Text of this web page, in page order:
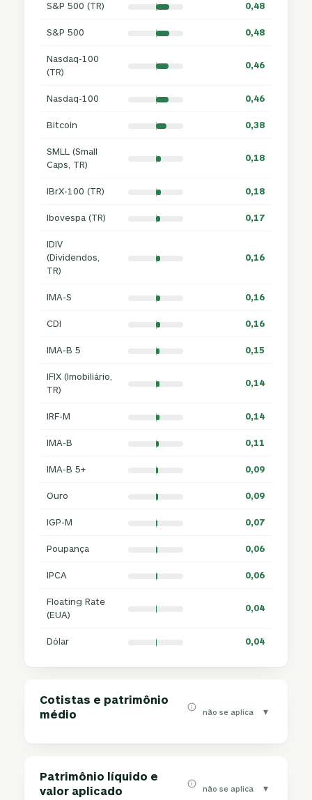
S&P 500 (TR) 0,48
S&P 500 0,48
Nasdaq-100
(TR)
0,46
Nasdaq-100 0,46
Bitcoin 0,38
SMLL (Small
Caps, TR)
0,18
IBrX-100 (TR) 0,18
Ibovespa (TR) 0,17
IDIV
(Dividendos,
TR)
0,16
IMA-S 0,16
CDI 0,16
IMA-B 5 0,15
IFIX (Imobiliário,
TR)
0,14
IRF-M 0,14
IMA-B 0,11
IMA-B 5+ 0,09
Ouro 0,09
IGP-M 0,07
Poupança 0,06
IPCA 0,06
Floating Rate
(EUA)
0,04
Dólar 0,04
Cotistas e patrimônio
médio
não se aplica ▾
Patrimônio líquido e
valor aplicado
não se aplica ▾